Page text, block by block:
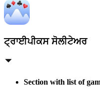
ਟ੍ਰਾਈਪੀਕਸ ਸੋਲੀਟੇਅਰ
Section with list of